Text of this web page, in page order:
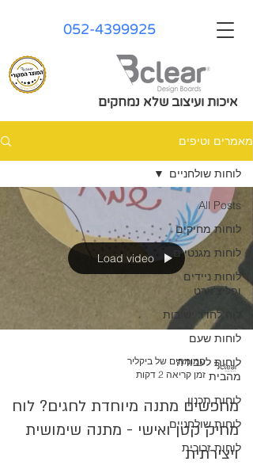
052-4399925
איכות ועיצוב שלא נמחקים
מאמרים וטיפים
All Posts
לוחות מחיקים
לוחות מגנטיים
לוחות ניידים
ופליצ'ארט
לוח לחדר ישיבות
לוחות שעם
לוחות לעבודה
מהבית
לוחות תכנון
לוחות שולחניים
לוחות זכוכית
לוחות שולחניים
Load video
המומחים של ביקליר
זמן קריאה 2 דקות
מחפשים מתנה מיוחדת לחגים? לוח
מחיק קטן ואישי - מתנה שימושית
ויצירתית